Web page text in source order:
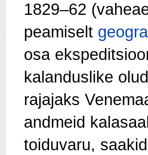
1829–62
peamiselt
osa
kalanduslike
rajajaks
andmeid
toiduvaru,